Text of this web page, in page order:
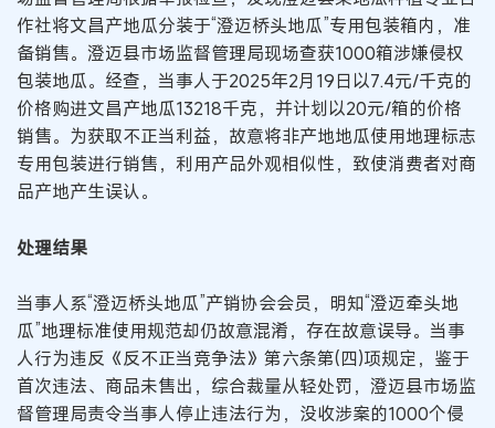
作社将文昌产地瓜分装于“澄迈桥头地瓜”专用包装箱内，准
备销售。澄迈县市场监督管理局现场查获1000箱涉嫌侵权
包装地瓜。经查，当事人于2025年2月19日以7.4元/千克的
价格购进文昌产地瓜13218千克，并计划以20元/箱的价格
销售。为获取不正当利益，故意将非产地地瓜使用地理标志
专用包装进行销售，利用产品外观相似性，致使消费者对商
品产地产生误认。
处理结果
当事人系“澄迈桥头地瓜”产销协会会员，明知“澄迈牵头地
瓜”地理标准使用规范却仍故意混淆，存在故意误导。当事
人行为违反《反不正当竞争法》第六条第(四)项规定，鉴于
首次违法、商品未售出，综合裁量从轻处罚，澄迈县市场监
督管理局责令当事人停止违法行为，没收涉案的1000个侵